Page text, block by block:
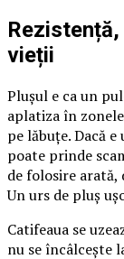
vieții
Plușul e ca un
aplatiza în
pe lăbuțe. Dacă
poate prinde
de folosire arată,
Un urs de pluș
Catifeaua se
nu se încâlcește